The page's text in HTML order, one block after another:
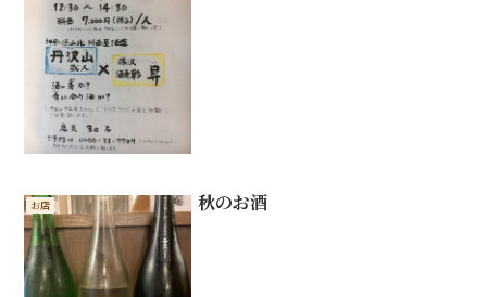
お店 秋のお酒